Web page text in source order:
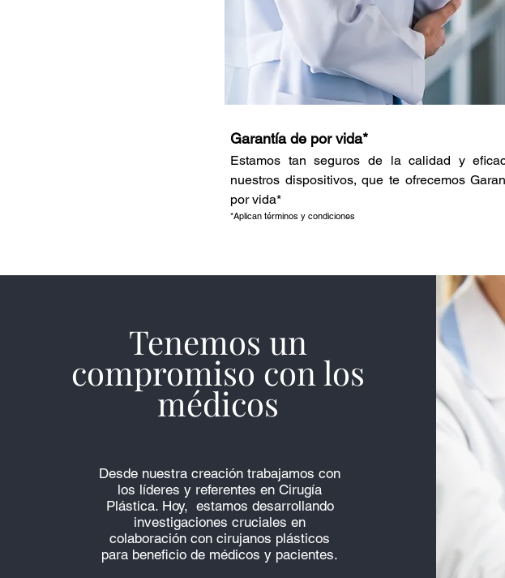
Garantía de por vida*
Estamos tan seguros de la calidad y
nuestros dispositivos, que te ofrecemos
por vida*
*Aplican términos y condiciones
Tenemos un
compromiso con los
médicos
Desde nuestra creación trabajamos con
los líderes y referentes en Cirugía
Plástica. Hoy, estamos desarrollando
investigaciones cruciales en
colaboración con cirujanos plásticos
para beneficio de médicos y pacientes.